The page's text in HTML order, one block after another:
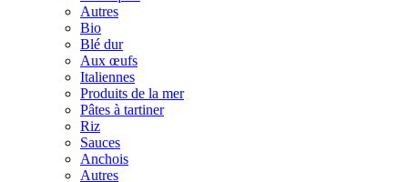
Autres
Bio
Blé dur
Aux œufs
Italiennes
Produits de la mer
Pâtes à tartiner
Riz
Sauces
Anchois
Autres